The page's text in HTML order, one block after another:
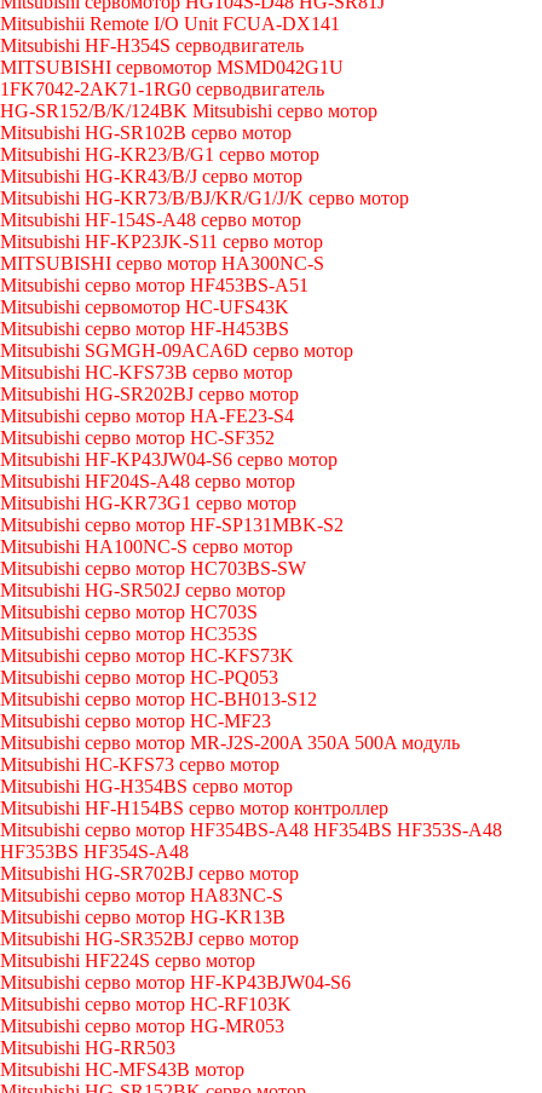
Mitsubishii Remote I/O Unit FCUA-DX141
Mitsubishi HF-H354S серводвигатель
MITSUBISHI сервомотор MSMD042G1U
1FK7042-2AK71-1RG0 серводвигатель
HG-SR152/B/K/124BK Mitsubishi серво мотор
Mitsubishi HG-SR102B серво мотор
Mitsubishi HG-KR23/B/G1 серво мотор
Mitsubishi HG-KR43/B/J серво мотор
Mitsubishi HG-KR73/B/BJ/KR/G1/J/K серво мотор
Mitsubishi HF-154S-A48 серво мотор
Mitsubishi HF-KP23JK-S11 серво мотор
MITSUBISHI серво мотор HA300NC-S
Mitsubishi серво мотор HF453BS-A51
Mitsubishi сервомотор HC-UFS43K
Mitsubishi серво мотор HF-H453BS
Mitsubishi SGMGH-09ACA6D серво мотор
Mitsubishi HC-KFS73B серво мотор
Mitsubishi HG-SR202BJ серво мотор
Mitsubishi серво мотор HA-FE23-S4
Mitsubishi серво мотор HC-SF352
Mitsubishi HF-KP43JW04-S6 серво мотор
Mitsubishi HF204S-A48 серво мотор
Mitsubishi HG-KR73G1 серво мотор
Mitsubishi серво мотор HF-SP131MBK-S2
Mitsubishi HA100NC-S серво мотор
Mitsubishi серво мотор HC703BS-SW
Mitsubishi HG-SR502J серво мотор
Mitsubishi серво мотор HC703S
Mitsubishi серво мотор HC353S
Mitsubishi серво мотор HC-KFS73K
Mitsubishi серво мотор HC-PQ053
Mitsubishi серво мотор HC-BH013-S12
Mitsubishi серво мотор HC-MF23
Mitsubishi серво мотор MR-J2S-200A 350A 500A модуль
Mitsubishi HC-KFS73 серво мотор
Mitsubishi HG-H354BS серво мотор
Mitsubishi HF-H154BS серво мотор контроллер
Mitsubishi серво мотор HF354BS-A48 HF354BS HF353S-A48
HF353BS HF354S-A48
Mitsubishi HG-SR702BJ серво мотор
Mitsubishi серво мотор HA83NC-S
Mitsubishi серво мотор HG-KR13B
Mitsubishi HG-SR352BJ серво мотор
Mitsubishi HF224S серво мотор
Mitsubishi серво мотор HF-KP43BJW04-S6
Mitsubishi серво мотор HC-RF103K
Mitsubishi серво мотор HG-MR053
Mitsubishi HG-RR503
Mitsubishi HC-MFS43B мотор